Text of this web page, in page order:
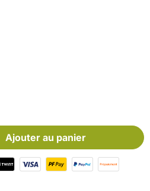
Ajouter au panier